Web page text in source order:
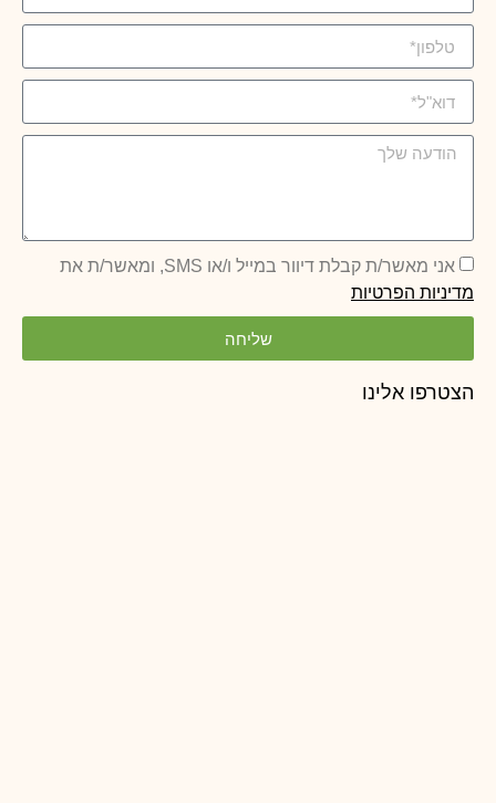
אני מאשר/ת קבלת דיוור במייל ו/או SMS, ומאשר/ת את
מדיניות הפרטיות
שליחה
הצטרפו אלינו